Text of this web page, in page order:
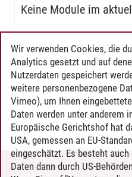
Keine Module im
Timo Leder/30.06.2024
Wir verwenden Cookies, die
Analytics gesetzt und auf
Nutzerdaten gespeichert
weitere personenbezogene
Vimeo), um Ihnen
Daten werden unter anderem
Europäische Gerichtshof hat
USA, gemessen an EU-
eingeschätzt. Es besteht
Daten dann durch US-